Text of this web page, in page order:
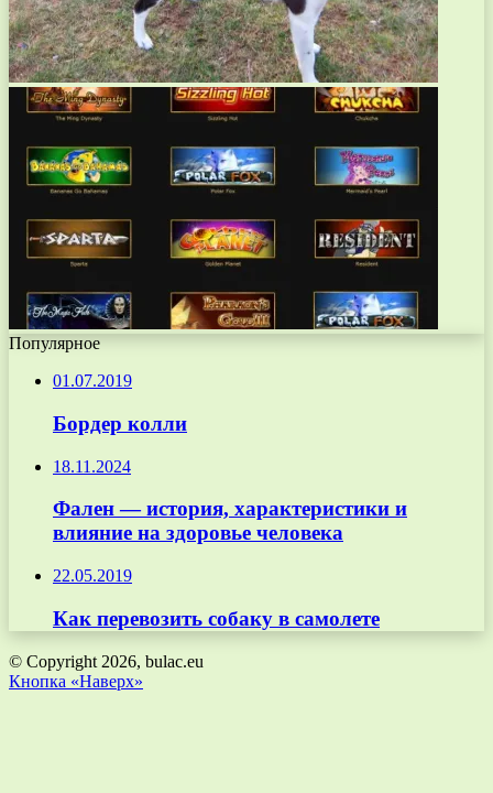
Популярное
01.07.2019
Бордер колли
18.11.2024
Фален — история, характеристики и
влияние на здоровье человека
22.05.2019
Как перевозить собаку в самолете
© Copyright 2026, bulac.eu
Кнопка «Наверх»